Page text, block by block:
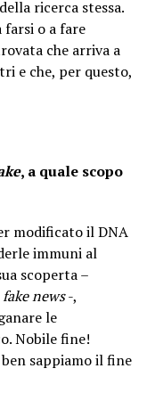
ricerca stessa.
farsi o a fare
che arriva a
e che, per questo,
, a quale scopo
modificato il DNA
immuni al
scoperta –
fakenews-,
le
Nobile fine!
sappiamo il fine